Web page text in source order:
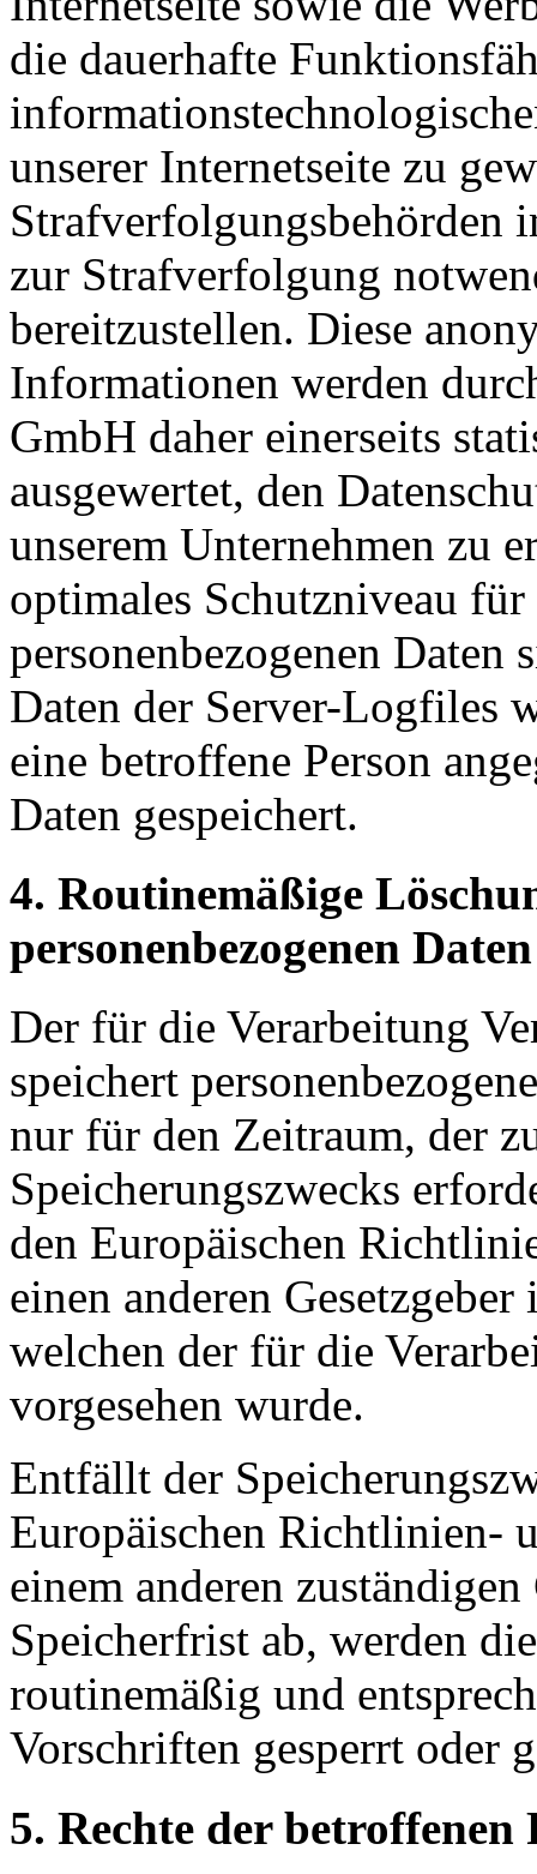
die dauerhafte
unserer Internetseite zu
Strafverfolgungsbehörden
zur Strafverfolgung
bereitzustellen. Diese
Informationen werden
GmbH daher einerseits
ausgewertet, den
unserem Unternehmen zu
optimales Schutzniveau
personenbezogenen Daten
Daten der Server-Logfiles
eine betroffene Person
Daten gespeichert.
4. Routinemäßige
personenbezogenen Daten
Der für die Verarbeitung
speichert
nur für den Zeitraum, der
Speicherungszwecks
den Europäischen
einen anderen
welchen der für die
vorgesehen wurde.
Entfällt der
Europäischen Richtlinien-
einem anderen
Speicherfrist ab, werden
routinemäßig und
Vorschriften gesperrt oder
5. Rechte der betroffenen